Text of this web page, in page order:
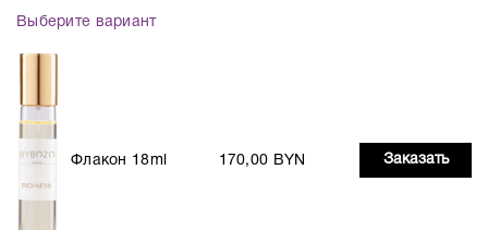
Выберите вариант
Флакон 18ml 170,00 BYN Заказать